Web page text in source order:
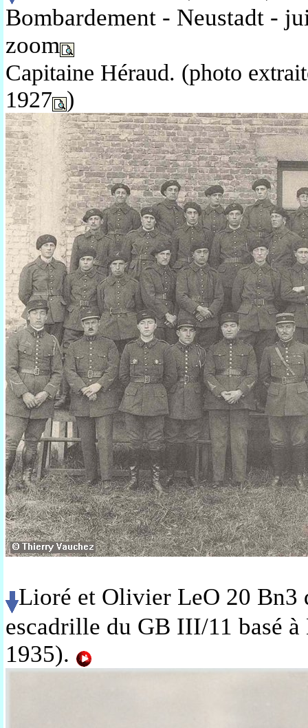
Bombardement - Neustadt -
zoom
Capitaine Héraud. (photo
1927
)
Lioré et Olivier LeO 20 Bn3
escadrille du GB III/11 basé
1935).